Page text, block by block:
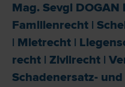
Mag. Sevgi
Familien­recht |
| Miet­recht |
recht | Zivil­recht |
Schadenersatz-